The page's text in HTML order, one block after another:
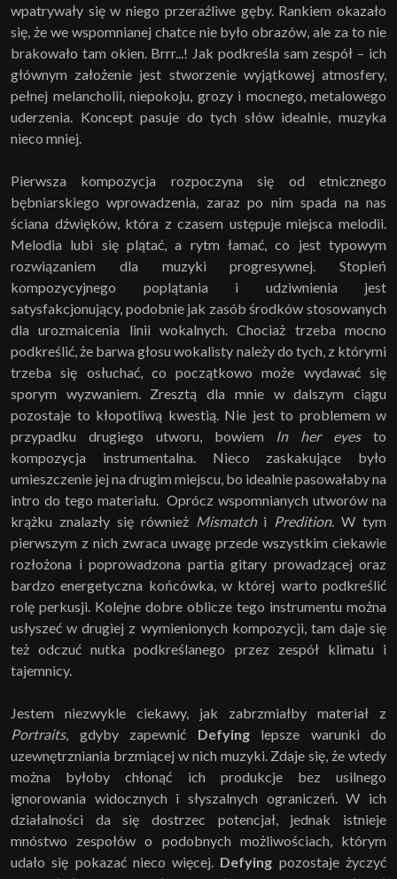
wpatrywały się w niego przeraźliwe gęby. Rankiem okazało
się, że we wspomnianej chatce nie było obrazów, ale za to nie
brakowało tam okien. Brrr...! Jak podkreśla sam zespół – ich
głównym założenie jest stworzenie wyjątkowej atmosfery,
pełnej melancholii, niepokoju, grozy i mocnego, metalowego
uderzenia. Koncept pasuje do tych słów idealnie, muzyka
nieco mniej.
Pierwsza kompozycja rozpoczyna się od etnicznego
bębniarskiego wprowadzenia, zaraz po nim spada na nas
ściana dźwięków, która z czasem ustępuje miejsca melodii.
Melodia lubi się plątać, a rytm łamać, co jest typowym
rozwiązaniem dla muzyki progresywnej. Stopień
kompozycyjnego poplątania i udziwnienia jest
satysfakcjonujący, podobnie jak zasób środków stosowanych
dla urozmaicenia linii wokalnych. Chociaż trzeba mocno
podkreślić, że barwa głosu wokalisty należy do tych, z którymi
trzeba się osłuchać, co początkowo może wydawać się
sporym wyzwaniem. Zresztą dla mnie w dalszym ciągu
pozostaje to kłopotliwą kwestią. Nie jest to problemem w
przypadku drugiego utworu, bowiem In her eyesto
kompozycja instrumentalna. Nieco zaskakujące było
umieszczenie jej na drugim miejscu, bo idealnie pasowałaby na
intro do tego materiału. Oprócz wspomnianych utworów na
krążku znalazły się również Mismatchi Predition. W tym
pierwszym z nich zwraca uwagę przede wszystkim ciekawie
rozłożona i poprowadzona partia gitary prowadzącej oraz
bardzo energetyczna końcówka, w której warto podkreślić
rolę perkusji. Kolejne dobre oblicze tego instrumentu można
usłyszeć w drugiej z wymienionych kompozycji, tam daje się
też odczuć nutka podkreślanego przez zespół klimatu i
tajemnicy.
Jestem niezwykle ciekawy, jak zabrzmiałby materiał z
Portraits, gdyby zapewnić Defyinglepsze warunki do
uzewnętrzniania brzmiącej w nich muzyki. Zdaje się, że wtedy
można byłoby chłonąć ich produkcje bez usilnego
ignorowania widocznych i słyszalnych ograniczeń. W ich
działalności da się dostrzec potencjał, jednak istnieje
mnóstwo zespołów o podobnych możliwościach, którym
udało się pokazać nieco więcej. Defying pozostaje życzyć